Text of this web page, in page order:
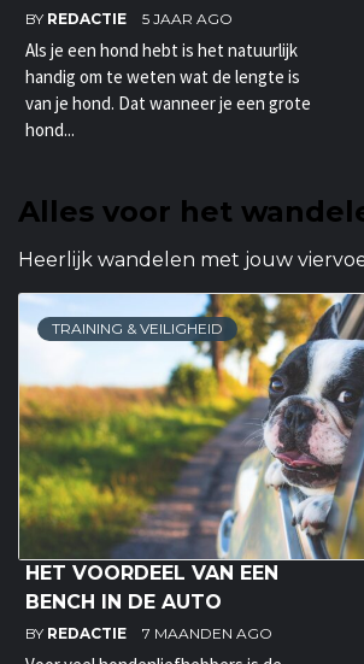
BY REDACTIE 5 JAAR AGO
Als je een hond hebt is het natuurlijk
handig om te weten wat de lengte is
van je hond. Dat wanneer je een grote
hond...
Alles voor het
Heerlijk wandelen met jouw
TRAINING & VEILIGHEID
HET VOORDEEL VAN EEN
BENCH IN DE AUTO
BY REDACTIE 7 MAANDEN AGO